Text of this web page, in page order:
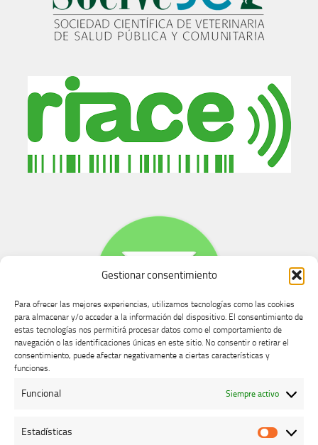
Gestionar consentimiento
Para ofrecer las mejores experiencias, utilizamos tecnologías como las cookies
para almacenar y/o acceder a la información del dispositivo. El consentimiento de
estas tecnologías nos permitirá procesar datos como el comportamiento de
navegación o las identificaciones únicas en este sitio. No consentir o retirar el
consentimiento, puede afectar negativamente a ciertas características y
funciones.
Funcional Siempre activo
Estadísticas
Buzón de dudas, quejas y sugerencias